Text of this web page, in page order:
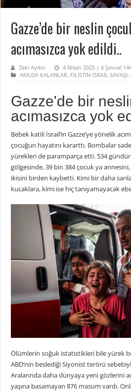
Gazze’de bir neslin
acımasızca yok edildi..
Zeki Aydın
4 Nisan 2025 | 6 Şevval
AKILDA KALANLAR, FİLİSTİN-İSRAİL SAVAŞI,
Gazze'de bir
acımasızca yok
Bebek katili İsrail’in Gazze’ye yönelik
çocuğun hayatını kararttı. Bombalar
yürekleri de paramparça etti. 534
gölgesinde, 39 bin 384 çocuk ya annesini,
ikisini birden kaybetti. Kimi bir daha
kucaklara, kimi ise hiç tanıyamayacak
Ölümlerin soğuk istatistikleri bile yürek
ABD’nin beslediği Siyonist terörü
Aralarında daha dünyaya yeni gözlerini
yaşına basamayan 876 masum vardı.